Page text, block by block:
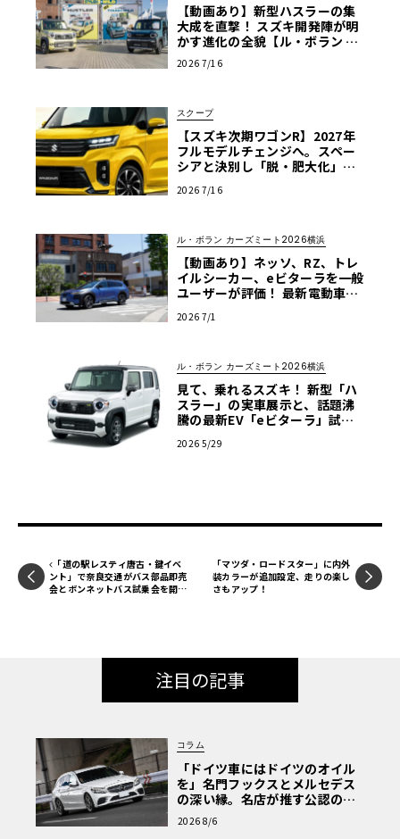
【動画あり】新型ハスラーの集
大成を直撃！ スズキ開発陣が明
かす進化の全貌【ル・ボラン カ
ーズミート2026横浜】
2026 7/16
スクープ
【スズキ次期ワゴンR】2027年
フルモデルチェンジへ。スペー
シアと決別し「脱・肥大化」で
2026 7/16
ル・ボラン カーズミート2026横浜
【動画あり】ネッソ、RZ、トレ
イルシーカー、eビターラを一般
ユーザーが評価！ 最新電動車体
ーズミート2026横浜】
2026 7/1
ル・ボラン カーズミート2026横浜
見て、乗れるスズキ！ 新型「ハ
スラー」の実車展示と、話題沸
騰の最新EV「eビターラ」試乗
ト2026横浜】
2026 5/29
「道の駅レスティ唐古・鍵イベ
ント」で奈良交通がバス部品即売
会とボンネットバス試乗会を開
「マツダ・ロードスター」に内外
装カラーが追加設定、走りの楽し
さもアップ！
注目の記事
コラム
「ドイツ車にはドイツのオイル
を」名門フックスとメルセデス
の深い縁。名店が推す公認の安
心と、Cクラスで味わうシルキー
な走り〈PR〉
2026 8/6